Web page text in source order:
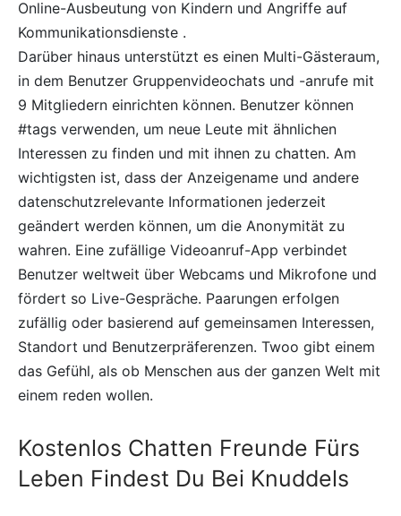
Online-Ausbeutung von Kindern und Angriffe auf
Kommunikationsdienste .
Darüber hinaus unterstützt es einen Multi-Gästeraum,
in dem Benutzer Gruppenvideochats und -anrufe mit
9 Mitgliedern einrichten können. Benutzer können
#tags verwenden, um neue Leute mit ähnlichen
Interessen zu finden und mit ihnen zu chatten. Am
wichtigsten ist, dass der Anzeigename und andere
datenschutzrelevante Informationen jederzeit
geändert werden können, um die Anonymität zu
wahren. Eine zufällige Videoanruf-App verbindet
Benutzer weltweit über Webcams und Mikrofone und
fördert so Live-Gespräche. Paarungen erfolgen
zufällig oder basierend auf gemeinsamen Interessen,
Standort und Benutzerpräferenzen. Twoo gibt einem
das Gefühl, als ob Menschen aus der ganzen Welt mit
einem reden wollen.
Kostenlos Chatten Freunde Fürs
Leben Findest Du Bei Knuddels